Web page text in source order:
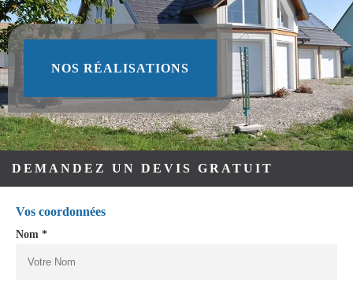
NOS RÉALISATIONS
DEMANDEZ UN DEVIS GRATUIT
Vos coordonnées
Nom *